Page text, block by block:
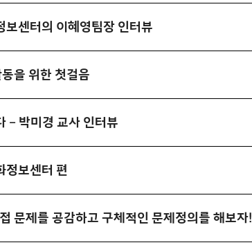
센터의 이혜영팀장 인터뷰
을 위한 첫걸음
– 박미경 교사 인터뷰
정보센터 편
문제를 공감하고 구체적인 문제정의를 해보자!